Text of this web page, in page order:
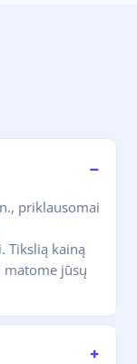
priklausomai
Tikslią kainą
matome jūsų